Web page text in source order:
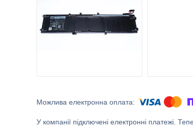
У компанії підключені електронні платежі.